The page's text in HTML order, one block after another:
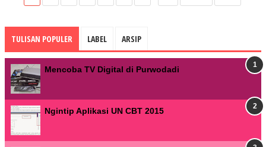
TULISAN POPULER LABEL ARSIP
Mencoba TV Digital di Purwodadi
Ngintip Aplikasi UN CBT 2015